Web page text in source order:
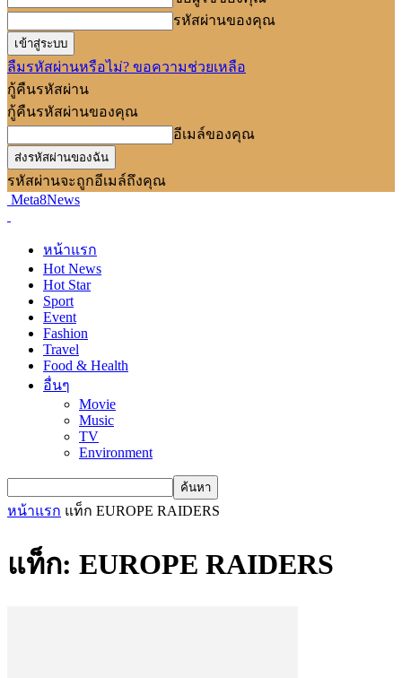
รหัสผ่านของคุณ
ลืมรหัสผ่านหรือไม่? ขอความช่วยเหลือ
กู้คืนรหัสผ่าน
กู้คืนรหัสผ่านของคุณ
อีเมล์ของคุณ
รหัสผ่านจะถูกอีเมล์ถึงคุณ
Meta8News
หน้าแรก
Hot News
Hot Star
Sport
Event
Fashion
Travel
Food & Health
อื่นๆ
Movie
Music
TV
Environment
หน้าแรก แท็ก EUROPE RAIDERS
แท็ก: EUROPE RAIDERS